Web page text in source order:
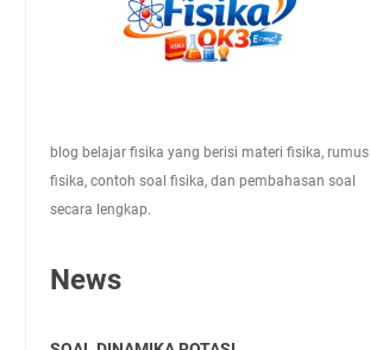
blog belajar fisika yang berisi materi fisika, rumus
fisika, contoh soal fisika, dan pembahasan soal
secara lengkap.
News